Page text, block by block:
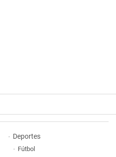
Deportes
Fútbol